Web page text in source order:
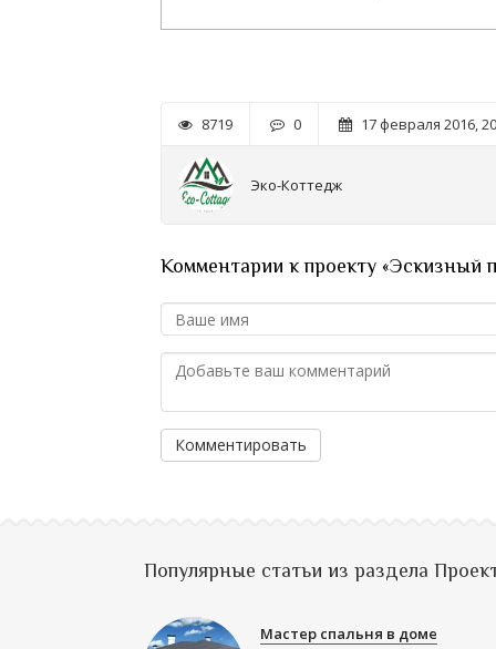
8719 0 17 февраля 2016,
Эко-Коттедж
Комментарии к проекту «Эскизный
Комментировать
Популярные статьи из раздела
Мастер спальня в доме